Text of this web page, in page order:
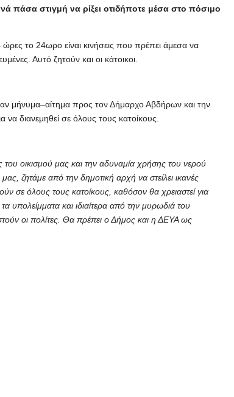
πάσα στιγμή να ρίξει οτιδήποτε μέσα στο πόσιμο
το 24ωρο είναι κινήσεις που πρέπει άμεσα να
Αυτό ζητούν και οι κάτοικοι.
μήνυμα–αίτημα προς τον Δήμαρχο Αβδήρων και την
διανεμηθεί σε όλους τους κατοίκους.
οικισμού μας και την αδυναμία χρήσης του νερού
ζητάμε από την δημοτική αρχή να στείλει ικανές
σε όλους τους κατοίκους, καθόσον θα χρειαστεί για
υπολείμματα και ιδιαίτερα από την μυρωδιά του
οι πολίτες. Θα πρέπει ο Δήμος και η ΔΕΥΑ ως